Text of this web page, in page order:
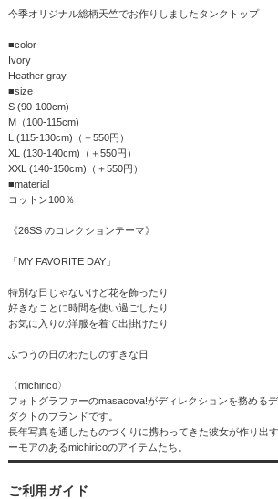
今季オリジナル総柄天竺でお作りしましたタンクトップ
■color
Ivory
Heather gray
■size
S (90-100cm)
M（100-115cm)
L (115-130cm)（＋550円）
XL (130-140cm)（＋550円）
XXL (140-150cm)（＋550円）
■material
コットン100％
《26SS のコレクションテーマ》
「MY FAVORITE DAY」
特別な日じゃないけど花を飾ったり
好きなことに時間を使い過ごしたり
お気に入りの洋服を着て出掛けたり
ふつうの日のわたしのすきな日
〈michirico〉
フォトグラファーのmasacova!がディレクションを務める
ダクトのブランドです。
長年写真を通したものづくりに携わってきた彼女が作り出
ーモアのあるmichiricoのアイテムたち。
ご利用ガイド